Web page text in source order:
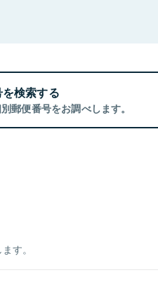
検索する
郵便番号をお調べします。
す。